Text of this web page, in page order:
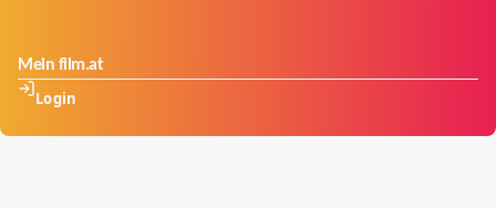
Mein film.at
Login